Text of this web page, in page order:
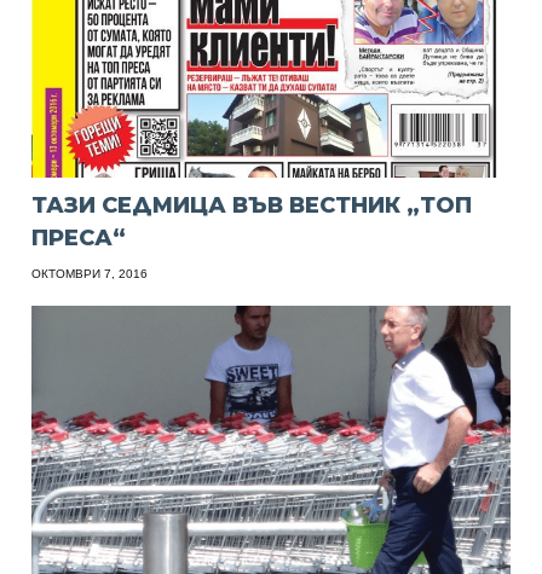
ТАЗИ СЕДМИЦА ВЪВ ВЕСТНИК „ТОП
ПРЕСА“
ОКТОМВРИ 7, 2016